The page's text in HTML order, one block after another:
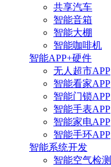
共享汽车
智能音箱
智能大棚
智能咖啡机
智能APP+硬件
无人超市APP
智能看家APP
智能门锁APP
智能手表APP
智能家电APP
智能手环APP
智能系统开发
智能空气检测